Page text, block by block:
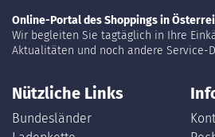
Online-Portal des Shoppings in
Wir begleiten Sie tagtäglich in Ihre
Aktualitäten und noch andere Service-
Nützliche Links
Bundesländer